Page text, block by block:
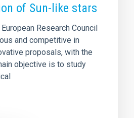
of Sun-like stars
Research Council
and competitive in
proposals, with the
objective is to study